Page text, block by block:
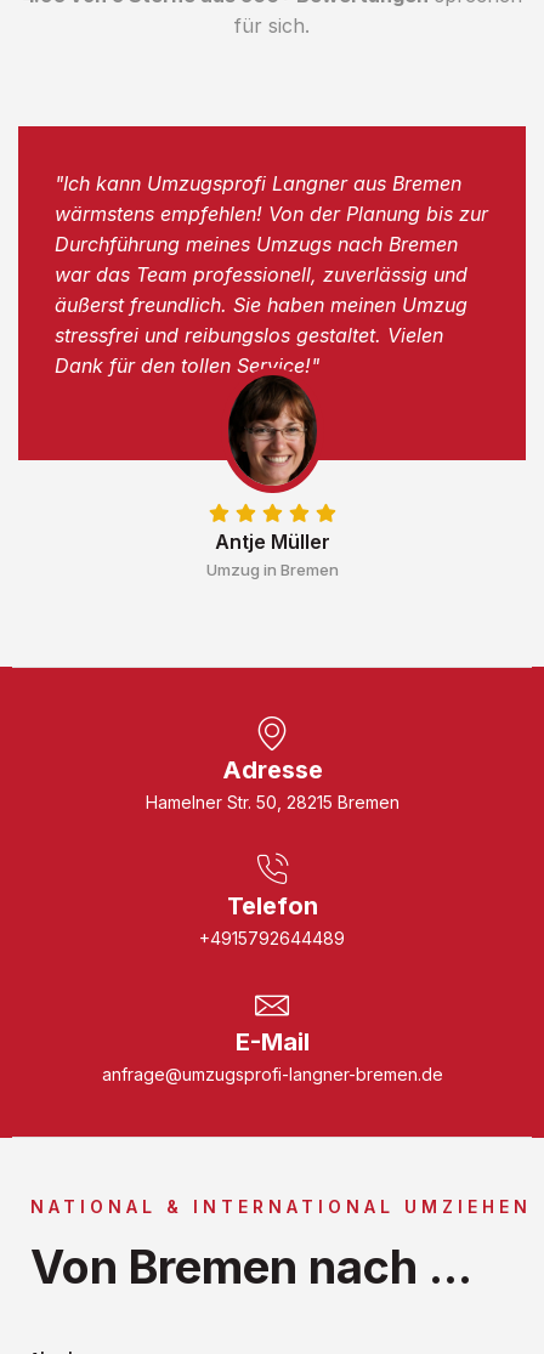
für sich.
Antje Müller
Umzug in Bremen
"Ich kann Umzugsprofi Langner aus Bremen
wärmstens empfehlen! Von der Planung bis zur
Durchführung meines Umzugs nach Bremen
war das Team professionell, zuverlässig und
äußerst freundlich. Sie haben meinen Umzug
stressfrei und reibungslos gestaltet. Vielen
Dank für den tollen Service!"
Adresse
Hamelner Str. 50, 28215 Bremen
Telefon
+4915792644489
E-Mail
anfrage@umzugsprofi-langner-bremen.de
NATIONAL & INTERNATIONAL UMZIEHEN
Von Bremen nach ...